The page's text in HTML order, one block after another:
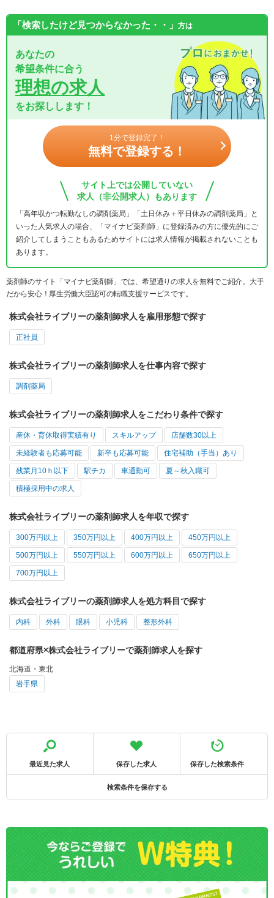
「検索したけど見つからなかった・・」 方は
あなたの
希望条件に合う
理想の求人
をお探しします！
1分で登録完了！
無料で登録する！
サイト上では公開していない
求人（非公開求人）もあります
「高年収かつ転勤なしの調剤薬局」「土日休み＋平日休みの調剤薬局」と
いった人気求人の場合、「マイナビ薬剤師」に登録済みの方に優先的にご
紹介してしまうこともあるためサイトには求人情報が掲載されないことも
あります。
薬剤師のサイト「マイナビ薬剤師」では、希望通りの求人を無料でご紹介。大手
だから安心！厚生労働大臣認可の転職支援サービスです。
株式会社ライブリーの薬剤師求人を雇用形態で探す
正社員
株式会社ライブリーの薬剤師求人を仕事内容で探す
調剤薬局
株式会社ライブリーの薬剤師求人をこだわり条件で探す
産休・育休取得実績有り スキルアップ 店舗数30以上
未経験者も応募可能 新卒も応募可能 住宅補助（手当）あり
残業月10ｈ以下 駅チカ 車通勤可 夏～秋入職可
積極採用中の求人
株式会社ライブリーの薬剤師求人を年収で探す
300万円以上 350万円以上 400万円以上 450万円以上
500万円以上 550万円以上 600万円以上 650万円以上
700万円以上
株式会社ライブリーの薬剤師求人を処方科目で探す
内科 外科 眼科 小児科 整形外科
都道府県×株式会社ライブリーで薬剤師求人を探す
北海道・東北
岩手県
最近見た求人 保存した求人 保存した検索条件
検索条件を保存する